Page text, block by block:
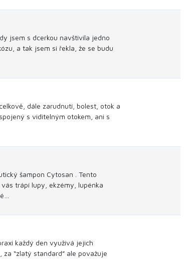
jsem s dcerkou navštívila jedno
a tak jsem si řekla, že se budu
dále zarudnutí, bolest, otok a
s viditelným otokem, ani s
šampon Cytosan . Tento
trápí lupy, ekzémy, lupénka
každý den využívá jejich
“zlatý standard” ale považuje